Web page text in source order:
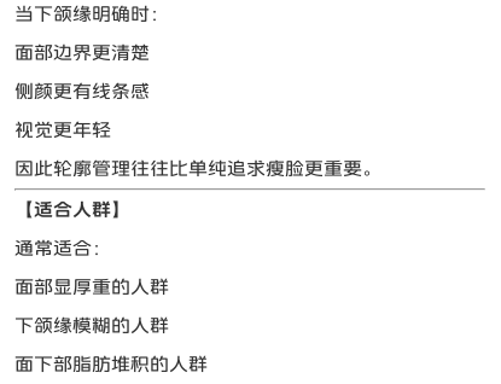
当下颌缘明确时：
面部边界更清楚
侧颜更有线条感
视觉更年轻
因此轮廓管理往往比单纯追求瘦脸更重要。
【适合人群】
通常适合：
面部显厚重的人群
下颌缘模糊的人群
面下部脂肪堆积的人群